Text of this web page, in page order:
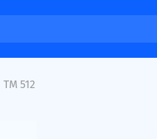
ТМ 512